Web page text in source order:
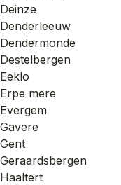
Deinze
Denderleeuw
Dendermonde
Destelbergen
Eeklo
Erpe mere
Evergem
Gavere
Gent
Geraardsbergen
Haaltert